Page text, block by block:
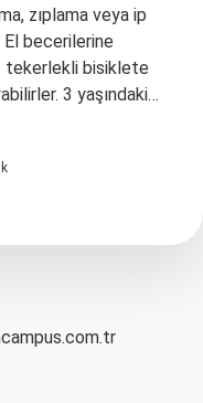
zıplama veya ip
El becerilerine
tekerlekli bisiklete
3 yaşındaki…